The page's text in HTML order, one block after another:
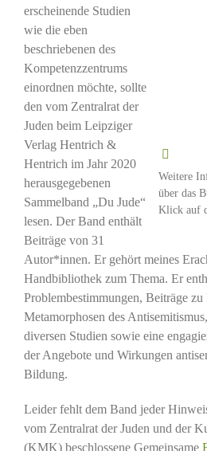
Weitere
über das
Klick auf
erscheinende Studien
wie die eben
beschriebenen des
Kompetenzzentrums
einordnen möchte, sollte
den vom Zentralrat der
Juden beim Leipziger
Verlag Hentrich &
Hentrich im Jahr 2020
herausgegebenen
Sammelband „Du Jude“
lesen. Der Band enthält
Beiträge von 31
Autor*innen. Er gehört meines
Handbibliothek zum Thema. Er
Problembestimmungen, Beiträge
Metamorphosen des
diversen Studien sowie eine
der Angebote und Wirkungen
Bildung.
Leider fehlt dem Band jeder
vom Zentralrat der Juden und der
(KMK) beschlossene Gemeinsame